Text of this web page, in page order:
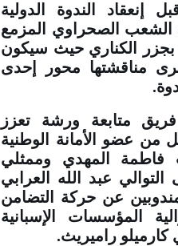
إنعقاد الندوة الدولية
الشعب الصحراوي المزمع
بجزر الكناري حيث سيكون
مناقشتها محور إحدى
متابعة ورشة تعزز
من عضو الأمانة الوطنية
فاطمة المهدي وممثلي
التوالي عبد الله العرابي
عن حركة التضامن
المؤسسات الإسبانية
راميريث.